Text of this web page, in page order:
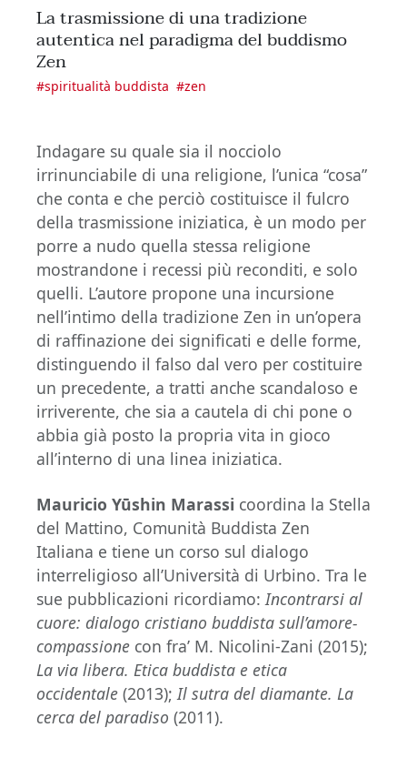
La trasmissione di una tradizione
autentica nel paradigma del buddismo
Zen
#spiritualità buddista #zen
Indagare su quale sia il nocciolo
irrinunciabile di una religione, l’unica “cosa”
che conta e che perciò costituisce il fulcro
della trasmissione iniziatica, è un modo per
porre a nudo quella stessa religione
mostrandone i recessi più reconditi, e solo
quelli. L’autore propone una incursione
nell’intimo della tradizione Zen in un’opera
di raffinazione dei significati e delle forme,
distinguendo il falso dal vero per costituire
un precedente, a tratti anche scandaloso e
irriverente, che sia a cautela di chi pone o
abbia già posto la propria vita in gioco
all’interno di una linea iniziatica.
Mauricio Yūshin Marassi coordina la Stella
del Mattino, Comunità Buddista Zen
Italiana e tiene un corso sul dialogo
interreligioso all’Università di Urbino. Tra le
sue pubblicazioni ricordiamo: Incontrarsi al
cuore: dialogo cristiano buddista sull’amore-
compassione con fra’ M. Nicolini-Zani (2015);
La via libera. Etica buddista e etica
occidentale (2013); Il sutra del diamante. La
cerca del paradiso (2011).